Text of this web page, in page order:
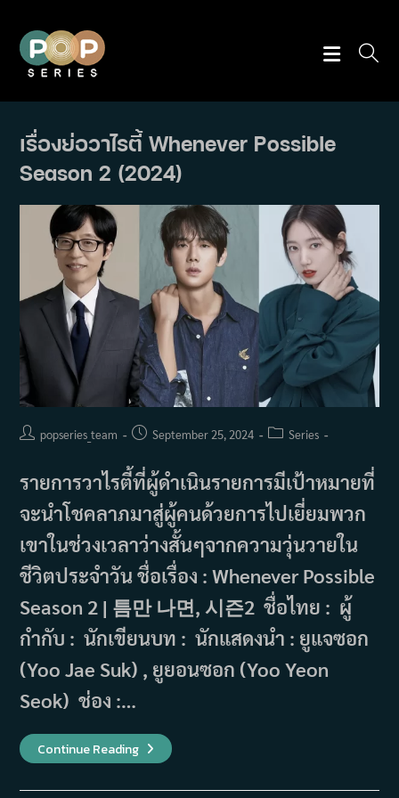
content
เรื่องย่อวาไรตี้ Whenever Possible
Season 2 (2024)
Postpopseries_team
PostSeptember 25, 2024
PostSeries
รายการวาไรตี้ที่ผู้ดำเนินรายการมีเป้าหมายที่
จะนำโชคลาภมาสู่ผู้คนด้วยการไปเยี่ยมพวก
เขาในช่วงเวลาว่างสั้นๆจากความวุ่นวายใน
ชีวิตประจำวัน ชื่อเรื่อง : Whenever Possible
Season 2 | 틈만 나면, 시즌2 ชื่อไทย : ผู้
กำกับ : นักเขียนบท : นักแสดงนำ : ยูแจซอก
(Yoo Jae Suk) , ยูยอนซอก (Yoo Yeon
Seok) ช่อง :…
Continue Readingเรื่อง
ย่อ